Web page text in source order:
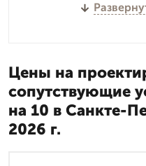
Цены на
сопутствующие
на 10 в Санкте-
2026 г.